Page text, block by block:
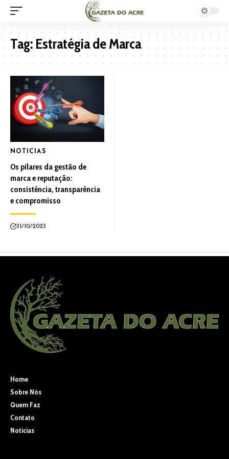
Tag:Estratégia de Marca
NOTICIAS
Os pilares da gestão de
marca e reputação:
consistência, transparência
e compromisso
31/10/2023
Home
Sobre Nós
Quem Faz
Contato
Noticias